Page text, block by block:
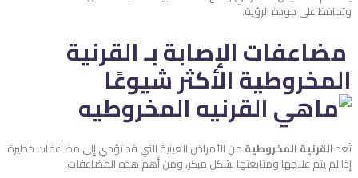
وتحافظ على جودة الرؤية.
مضاعفات الإصابة بـ القرنية
المخروطية الأكثر شيوعًا
تُعد القرنية المخروطية من الأمراض العينية التي قد تؤدي إلى مضاعفات خطيرة
إذا لم يتم علاجها ومتابعتها بشكل مبكر، ومن أهم هذه المضاعفات: